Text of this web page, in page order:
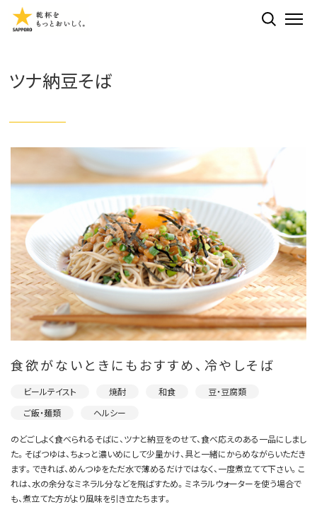
検索する
ツナ納豆そば
食欲がないときにもおすすめ、冷やしそば
ビールテイスト 焼酎 和食
豆・豆腐類
ご飯・麺類
ヘルシー
のどごしよく食べられるそばに、ツナと納豆をのせて、食べ応えのある一品にしまし
た。そばつゆは、ちょっと濃いめにして少量かけ、具と一緒にからめながらいただき
ます。できれば、めんつゆをただ水で薄めるだけではなく、一度煮立てて下さい。こ
れは、水の余分なミネラル分などを飛ばすため。ミネラルウォーターを使う場合で
も、煮立てた方がより風味を引き立たちます。